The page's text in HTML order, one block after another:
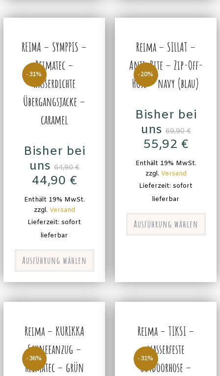
-31%
REIMA – SYMPPIS –
Reimatec –
wasserdichte
Übergangsjacke –
caramel
Bisher bei
uns 64,90€
44,90 €
Enthält 19% MwSt.
zzgl. Versand
Lieferzeit: sofort
lieferbar
Ausführung wählen
-20%
Reima – SILLAT –
Anti-Bite – Zip-Off-
Hose – navy (blau)
Bisher bei
uns 69,90€
55,92 €
Enthält 19% MwSt.
zzgl. Versand
Lieferzeit: sofort
lieferbar
Ausführung wählen
-36%
Reima – KURIKKA
Schneeanzug –
Reimatec – grün
-31%
Reima – TIKSI –
wasserfeste
Outdoorhose –